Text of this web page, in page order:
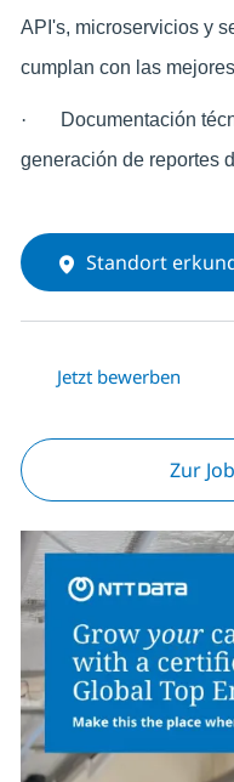
API's, microservicios y
cumplan con las
·
Documentación
generación de reportes
Standort
Jetzt bewerben
Zur